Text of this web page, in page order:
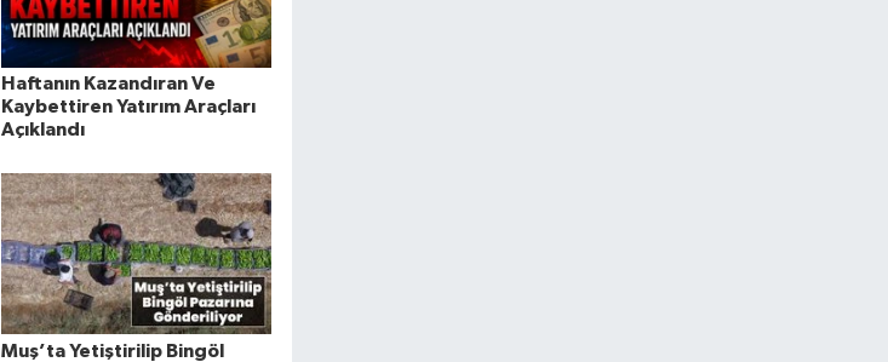
Haftanın Kazandıran Ve
Kaybettiren Yatırım Araçları
Açıklandı
Muş’ta Yetiştirilip Bingöl